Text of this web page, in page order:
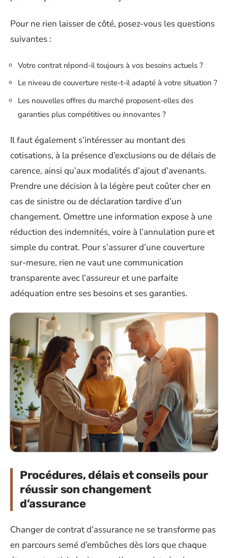
Pour ne rien laisser de côté, posez-vous les questions
suivantes :
Votre contrat répond-il toujours à vos besoins actuels ?
Le niveau de couverture reste-t-il adapté à votre situation ?
Les nouvelles offres du marché proposent-elles des
garanties plus compétitives ou innovantes ?
Il faut également s’intéresser au montant des
cotisations, à la présence d’exclusions ou de délais de
carence, ainsi qu’aux modalités d’ajout d’avenants.
Prendre une décision à la légère peut coûter cher en
cas de sinistre ou de déclaration tardive d’un
changement. Omettre une information expose à une
réduction des indemnités, voire à l’annulation pure et
simple du contrat. Pour s’assurer d’une couverture
sur-mesure, rien ne vaut une communication
transparente avec l’assureur et une parfaite
adéquation entre ses besoins et ses garanties.
Procédures, délais et conseils pour
réussir son changement
d’assurance
Changer de contrat d’assurance ne se transforme pas
en parcours semé d’embûches dès lors que chaque